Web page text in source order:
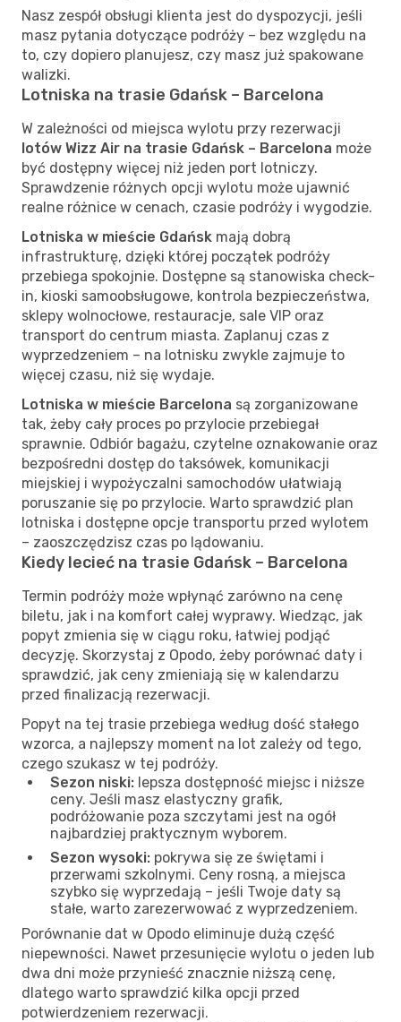
Nasz zespół obsługi klienta jest do dyspozycji, jeśli
masz pytania dotyczące podróży – bez względu na
to, czy dopiero planujesz, czy masz już spakowane
walizki.
Lotniska na trasie Gdańsk – Barcelona
W zależności od miejsca wylotu przy rezerwacji
lotów Wizz Air na trasie Gdańsk – Barcelona może
być dostępny więcej niż jeden port lotniczy.
Sprawdzenie różnych opcji wylotu może ujawnić
realne różnice w cenach, czasie podróży i wygodzie.
Lotniska w mieście Gdańsk mają dobrą
infrastrukturę, dzięki której początek podróży
przebiega spokojnie. Dostępne są stanowiska check-
in, kioski samoobsługowe, kontrola bezpieczeństwa,
sklepy wolnocłowe, restauracje, sale VIP oraz
transport do centrum miasta. Zaplanuj czas z
wyprzedzeniem – na lotnisku zwykle zajmuje to
więcej czasu, niż się wydaje.
Lotniska w mieście Barcelona są zorganizowane
tak, żeby cały proces po przylocie przebiegał
sprawnie. Odbiór bagażu, czytelne oznakowanie oraz
bezpośredni dostęp do taksówek, komunikacji
miejskiej i wypożyczalni samochodów ułatwiają
poruszanie się po przylocie. Warto sprawdzić plan
lotniska i dostępne opcje transportu przed wylotem
– zaoszczędzisz czas po lądowaniu.
Kiedy lecieć na trasie Gdańsk – Barcelona
Termin podróży może wpłynąć zarówno na cenę
biletu, jak i na komfort całej wyprawy. Wiedząc, jak
popyt zmienia się w ciągu roku, łatwiej podjąć
decyzję. Skorzystaj z Opodo, żeby porównać daty i
sprawdzić, jak ceny zmieniają się w kalendarzu
przed finalizacją rezerwacji.
Popyt na tej trasie przebiega według dość stałego
wzorca, a najlepszy moment na lot zależy od tego,
czego szukasz w tej podróży.
Sezon niski: lepsza dostępność miejsc i niższe
ceny. Jeśli masz elastyczny grafik,
podróżowanie poza szczytami jest na ogół
najbardziej praktycznym wyborem.
Sezon wysoki: pokrywa się ze świętami i
przerwami szkolnymi. Ceny rosną, a miejsca
szybko się wyprzedają – jeśli Twoje daty są
stałe, warto zarezerwować z wyprzedzeniem.
Porównanie dat w Opodo eliminuje dużą część
niepewności. Nawet przesunięcie wylotu o jeden lub
dwa dni może przynieść znacznie niższą cenę,
dlatego warto sprawdzić kilka opcji przed
potwierdzeniem rezerwacji.